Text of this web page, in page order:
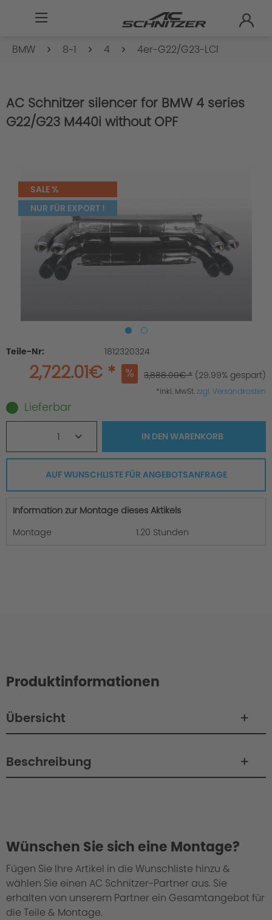
BMW 8-1 4 4er-G22/G23-LCI
AC Schnitzer silencer for BMW 4 series
G22/G23 M440i without OPF
SALE %
NUR FÜR EXPORT !
Teile-Nr: 1812320324
2,722.01€ * 3,888.00€ * (29.99% gespart)
*inkl. MwSt.zzgl. Versandkosten
Lieferbar
1 IN DENWARENKORB
AUF WUNSCHLISTE FÜR ANGEBOTSANFRAGE
Information zur Montage dieses Aktikels
Montage
1.20 Stunden
Produktinformationen
Übersicht
Beschreibung
Wünschen Sie sich eine Montage?
Fügen Sie Ihre Artikel in die Wunschliste hinzu &
wählen Sie einen AC Schnitzer-Partner aus. Sie
erhalten von unserem Partner ein Gesamtangebot für
die Teile & Montage.